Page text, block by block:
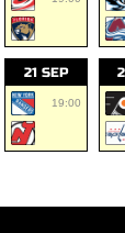
21 SEP
19:00